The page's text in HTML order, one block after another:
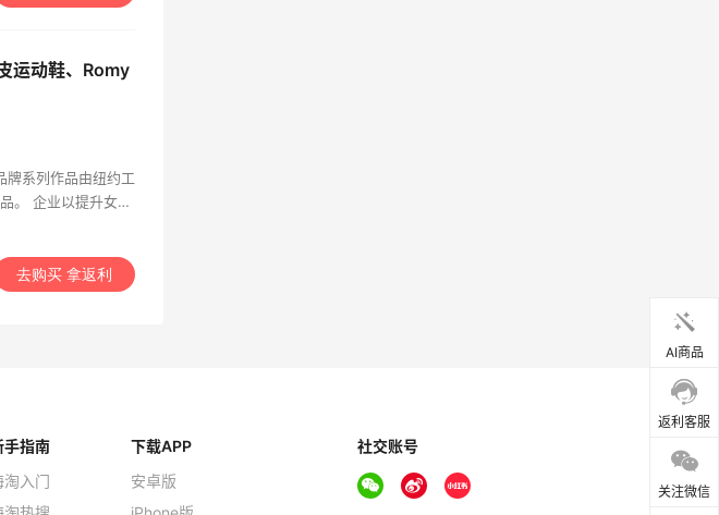
运动鞋、Romy
系列作品由纽约工
。 企业以提升女性
去购买 拿返利
AI商品
返利客服
关注微信
手指南
淘入门
下载APP
安卓版
社交账号